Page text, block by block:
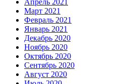
Апрель 2021
Март 2021
Февраль 2021
Январь 2021
Декабрь 2020
Ноябрь 2020
Октябрь 2020
Сентябрь 2020
Август 2020